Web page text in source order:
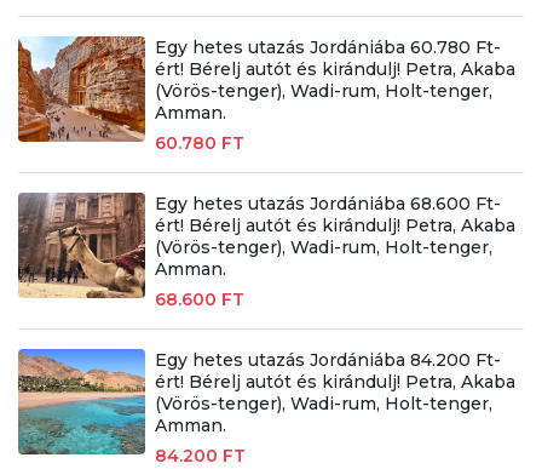
Egy hetes utazás Jordániába 60.780 Ft-
ért! Bérelj autót és kirándulj! Petra, Akaba
(Vörös-tenger), Wadi-rum, Holt-tenger,
Amman.
60.780 FT
Egy hetes utazás Jordániába 68.600 Ft-
ért! Bérelj autót és kirándulj! Petra, Akaba
(Vörös-tenger), Wadi-rum, Holt-tenger,
Amman.
68.600 FT
Egy hetes utazás Jordániába 84.200 Ft-
ért! Bérelj autót és kirándulj! Petra, Akaba
(Vörös-tenger), Wadi-rum, Holt-tenger,
Amman.
84.200 FT